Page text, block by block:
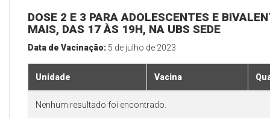
DOSE 2 E 3 PARA ADOLESCENTES E
MAIS, DAS 17 ÀS 19H, NA UBS SEDE
Data de Vacinação: 5 de julho de 2023
Unidade Vacina
Nenhum resultado foi encontrado.